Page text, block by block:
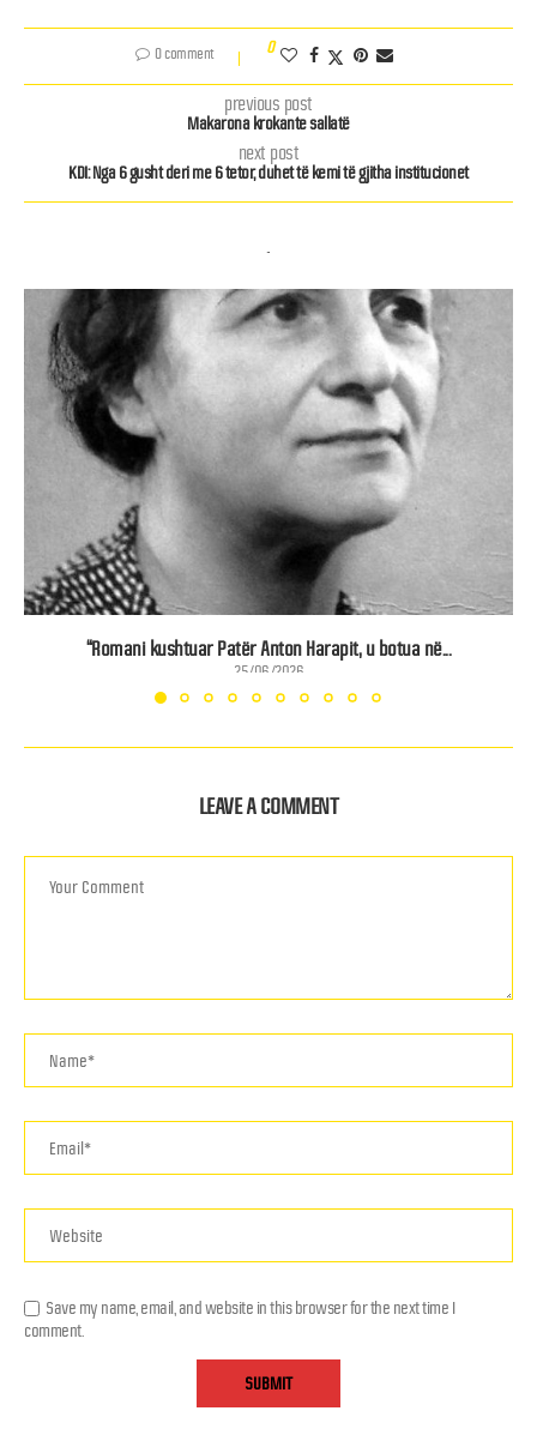
0 comment 0
previous post
Makarona krokante sallatë
next post
KDI: Nga 6 gusht deri me 6 tetor, duhet të kemi të gjitha institucionet
“Romani kushtuar Patër Anton Harapit, u botua në...
25/06/2026
LEAVE A COMMENT
Save my name, email, and website in this browser for the next time I
comment.